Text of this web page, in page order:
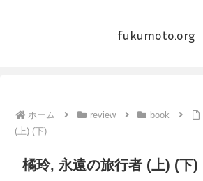
fukumoto.org
ホーム review book
(上) (下)
橘玲, 永遠の旅行者 (上) (下)